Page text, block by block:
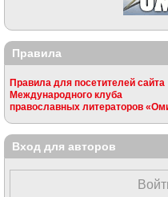
Правила
Правила для посетителей сайта
Международного клуба
православных литераторов
Вход для авторов